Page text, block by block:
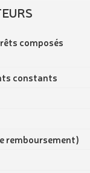
composés
constants
remboursement)